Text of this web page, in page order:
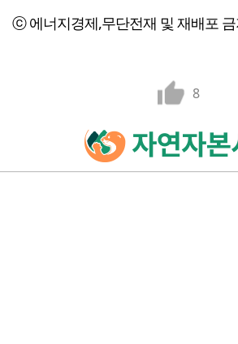
ⓒ 에너지경제,무단전재 및 재배포
8